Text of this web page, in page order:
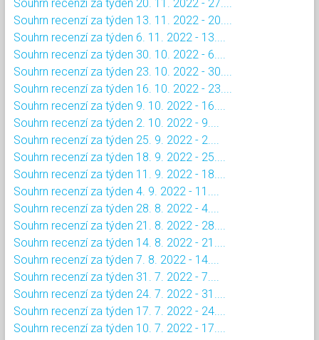
Souhrn recenzí za týden 20. 11. 2022 - 27....
Souhrn recenzí za týden 13. 11. 2022 - 20....
Souhrn recenzí za týden 6. 11. 2022 - 13....
Souhrn recenzí za týden 30. 10. 2022 - 6....
Souhrn recenzí za týden 23. 10. 2022 - 30....
Souhrn recenzí za týden 16. 10. 2022 - 23....
Souhrn recenzí za týden 9. 10. 2022 - 16....
Souhrn recenzí za týden 2. 10. 2022 - 9....
Souhrn recenzí za týden 25. 9. 2022 - 2....
Souhrn recenzí za týden 18. 9. 2022 - 25....
Souhrn recenzí za týden 11. 9. 2022 - 18....
Souhrn recenzí za týden 4. 9. 2022 - 11....
Souhrn recenzí za týden 28. 8. 2022 - 4....
Souhrn recenzí za týden 21. 8. 2022 - 28....
Souhrn recenzí za týden 14. 8. 2022 - 21....
Souhrn recenzí za týden 7. 8. 2022 - 14....
Souhrn recenzí za týden 31. 7. 2022 - 7....
Souhrn recenzí za týden 24. 7. 2022 - 31....
Souhrn recenzí za týden 17. 7. 2022 - 24....
Souhrn recenzí za týden 10. 7. 2022 - 17....